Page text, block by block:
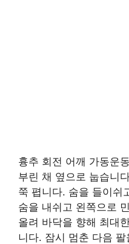
흉추 회전 어깨 가동운
부린 채 옆으로 눕습니
쭉 폅니다. 숨을 들이쉬
숨을 내쉬고 왼쪽으로
올려 바닥을 향해 최대
니다. 잠시 멈춘 다음